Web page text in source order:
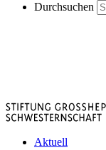
Durchsuchen
Aktuell